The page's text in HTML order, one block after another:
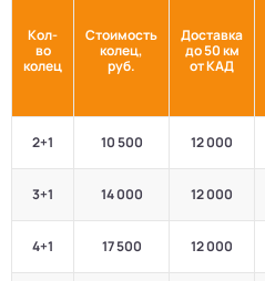
Кол-
во
колец
Стоимость
колец,
руб.
Доставка
до 50 км
от КАД
2+1 10 500 12 000
3+1 14 000 12 000
4+1 17 500 12 000